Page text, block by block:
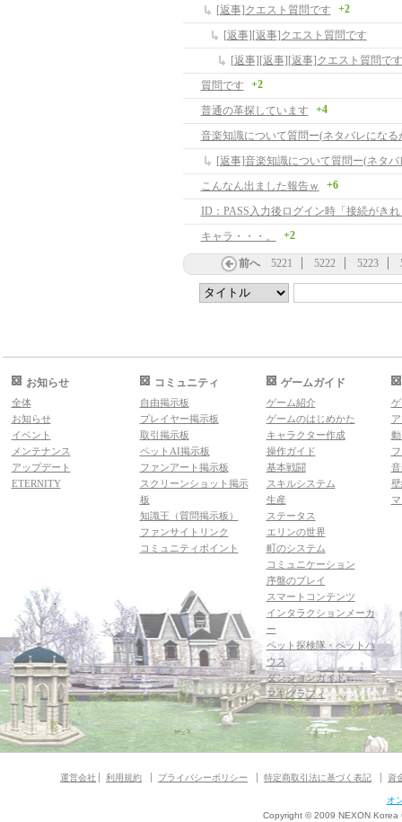
[返事]クエスト質問です +2
[返事][返事]クエスト質問です
[返事][返事][返事]クエスト質問です
質問です
+2
普通の革探しています +4
音楽知識について質問ー(ネタバレになる
[返事]音楽知識について質問ー(ネタ
こんなん出ました報告ｗ
+6
ID：PASS入力後ログイン時「接続がき
キャラ・・・。
+2
前へ 5221 5222 5223
お知らせ
全体
お知らせ
イベント
メンテナンス
アップデート
ETERNITY
コミュニティ
自由掲示板
プレイヤー掲示板
取引掲示板
ペットAI掲示板
ファンアート掲示板
スクリーンショット掲示
板
知識王（質問掲示板）
ファンサイトリンク
コミュニティポイント
ゲームガイド
ゲーム紹介
ゲームのはじめかた
キャラクター作成
操作ガイド
基本戦闘
スキルシステム
生産
ステータス
エリンの世界
町のシステム
コミュニケーション
序盤のプレイ
スマートコンテンツ
インタラクションメーカ
ー
ペット探検隊・ペットハ
ウス
ダンジョンガイド
マギグラフィ
運営会社 利用規約 プライバシーポリシー 特定商取引法に基づく表記 資
オ
Copyright © 2009 NEXON Korea